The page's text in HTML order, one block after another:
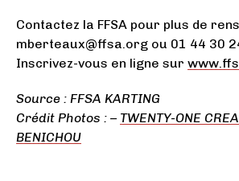
Contactez la FFSA pour plus de
mberteaux@ffsa.org ou 01 44 30
Inscrivez-vous en ligne sur
Source : FFSA KARTING
Crédit Photos : – TWENTY-ONE
BENICHOU